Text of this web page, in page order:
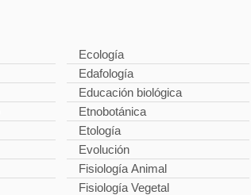
Ecología
Edafología
Educación biológica
Etnobotánica
Etología
Evolución
Fisiología Animal
Fisiología Vegetal